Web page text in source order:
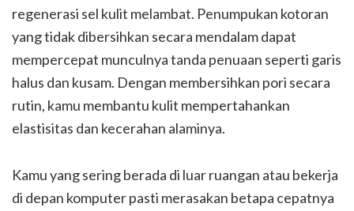
regenerasi sel kulit melambat. Penumpukan kotoran
yang tidak dibersihkan secara mendalam dapat
mempercepat munculnya tanda penuaan seperti garis
halus dan kusam. Dengan membersihkan pori secara
rutin, kamu membantu kulit mempertahankan
elastisitas dan kecerahan alaminya.
Kamu yang sering berada di luar ruangan atau bekerja
di depan komputer pasti merasakan betapa cepatnya